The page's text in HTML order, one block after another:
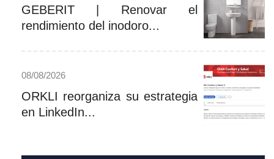
GEBERIT | Renovar el
rendimiento del inodoro...
08/08/2026
ORKLI reorganiza su estrategia
en LinkedIn...